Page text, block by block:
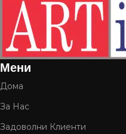
Мени
Дома
За Нас
Задоволни Клиенти